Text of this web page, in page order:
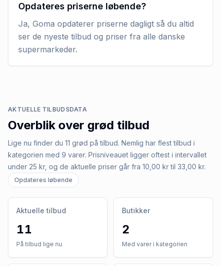
Opdateres priserne løbende?
Ja, Goma opdaterer priserne dagligt så du altid
ser de nyeste tilbud og priser fra alle danske
supermarkeder.
AKTUELLE TILBUDSDATA
Overblik over grød tilbud
Lige nu finder du 11 grød på tilbud. Nemlig har flest tilbud i
kategorien med 9 varer. Prisniveauet ligger oftest i intervallet
under 25 kr, og de aktuelle priser går fra 10,00 kr til 33,00 kr.
Opdateres løbende
Aktuelle tilbud
11
På tilbud lige nu
Butikker
2
Med varer i kategorien